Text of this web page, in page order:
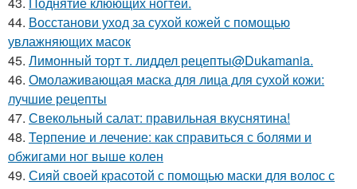
44. Восстанови уход за сухой кожей с помощью
увлажняющих масок
45. Лимонный торт т. лиддел рецепты@Dukamania.
46. Омолаживающая маска для лица для сухой кожи:
лучшие рецепты
47. Свекольный салат: правильная вкуснятина!
48. Терпение и лечение: как справиться с болями и
обжигами ног выше колен
49. Сияй своей красотой с помощью маски для волос с